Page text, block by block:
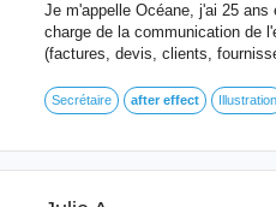
Je m'appelle Océane, j'ai 25
charge de la communication de
(factures, devis, clients,
Secrétaire after effect Illustration